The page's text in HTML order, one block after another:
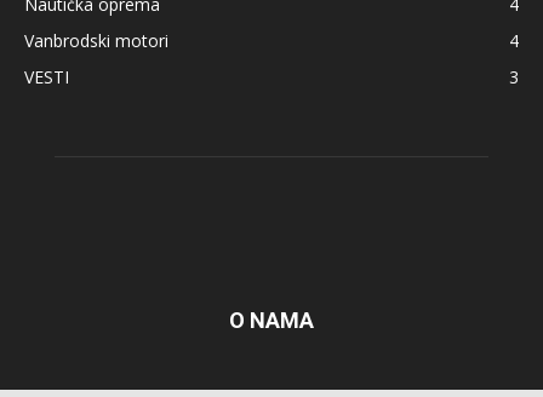
Nautička oprema
4
Vanbrodski motori
4
VESTI
3
O NAMA